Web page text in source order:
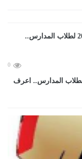
0
وطرق سداد المصروفات الدراسية 2026 لطلاب المدارس.. اعرف